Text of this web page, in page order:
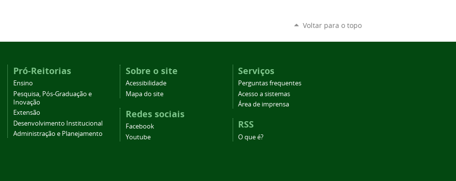
Voltar para o topo
Pró-Reitorias
Ensino
Pesquisa, Pós-Graduação e
Inovação
Extensão
Desenvolvimento Institucional
Administração e Planejamento
Sobre o site
Acessibilidade
Mapa do site
Redes sociais
Facebook
Youtube
Serviços
Perguntas frequentes
Acesso a sistemas
Área de imprensa
RSS
O que é?